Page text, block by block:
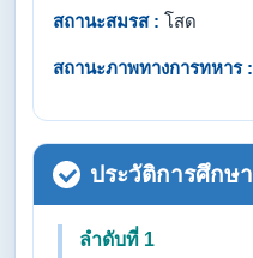
สถานะสมรส : โสด
สถานะภาพทางการทหาร :
ประวัติการศึกษา
ลำดับที่ 1